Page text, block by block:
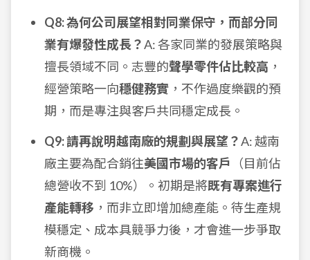
Q8: 為何公司展望相對同業保守，而部分同
業有爆發性成長？A: 各家同業的發展策略與
擅長領域不同。志豐的聲學零件佔比較高 ，
經營策略一向穩健務實 ，不作過度樂觀的預
期，而是專注與客戶共同穩定成長。
Q9: 請再說明越南廠的規劃與展望？A: 越南
廠主要為配合銷往美國市場的客戶 （目前佔
總營收不到 10%）。初期是將既有專案進行
產能轉移 ，而非立即增加總產能。待生產規
模穩定、成本具競爭力後，才會進一步爭取
新商機。